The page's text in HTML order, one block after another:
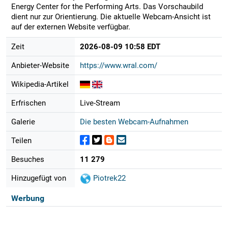
Energy Center for the Performing Arts. Das Vorschaubild
dient nur zur Orientierung. Die aktuelle Webcam-Ansicht ist
auf der externen Website verfügbar.
Zeit 2026-08-09 10:58 EDT
Anbieter-Website https://www.wral.com/
Wikipedia-Artikel
Erfrischen Live-Stream
Galerie Die besten Webcam-Aufnahmen
Teilen
Besuches 11 279
Hinzugefügt von Piotrek22
Werbung